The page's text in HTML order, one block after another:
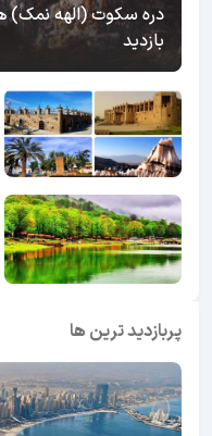
دره سکوت (الهه نمک)
بازدید
پربازدید ترین ها